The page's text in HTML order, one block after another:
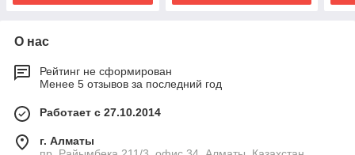
О нас
Рейтинг не сформирован
Менее 5 отзывов за последний год
Работает с 27.10.2014
г. Алматы